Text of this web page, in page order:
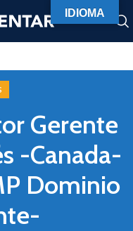
Gerente
-Canada-
Dominio
IDIOMA